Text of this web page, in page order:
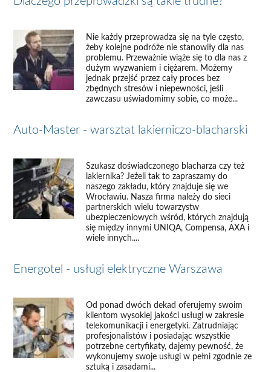
Nie każdy przeprowadza się na tyle często,
żeby kolejne podróże nie stanowiły dla nas
problemu. Przeważnie wiąże się to dla nas z
dużym wyzwaniem i ciężarem. Możemy
jednak przejść przez cały proces bez
zbędnych stresów i niepewności, jeśli
zawczasu uświadomimy sobie, co może...
Auto-Master - warsztat lakierniczo-blacharski
Szukasz doświadczonego blacharza czy też
lakiernika? Jeżeli tak to zapraszamy do
naszego zakładu, który znajduje się we
Wrocławiu. Nasza firma należy do sieci
partnerskich wielu towarzystw
ubezpieczeniowych wśród, których znajdują
się między innymi UNIQA, Compensa, AXA i
wiele innych....
Energotel - usługi elektryczne Warszawa
Od ponad dwóch dekad oferujemy swoim
klientom wysokiej jakości usługi w zakresie
telekomunikacji i energetyki. Zatrudniając
profesjonalistów i posiadając wszystkie
potrzebne certyfikaty, dajemy pewność, że
wykonujemy swoje usługi w pełni zgodnie ze
sztuką i zasadami...